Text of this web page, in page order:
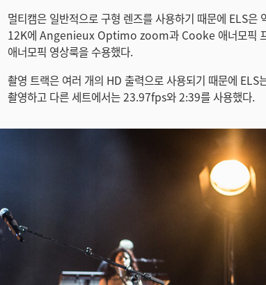
멀티캠은 일반적으로 구형 렌즈를 사용하기 때문에 ELS
12K에 Angenieux Optimo zoom과 Cooke 애너모픽 프
애너모픽 영상룩을 수용했다.
촬영 트랙은 여러 개의 HD 출력으로 사용되기 때문에
촬영하고 다른 세트에서는 23.97fps와 2:39를 사용했다.